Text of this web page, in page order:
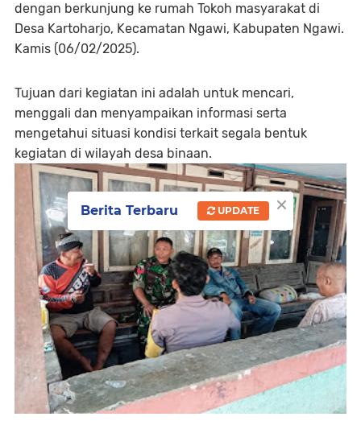
dengan berkunjung ke rumah Tokoh masyarakat di
Desa Kartoharjo, Kecamatan Ngawi, Kabupaten Ngawi.
Kamis (06/02/2025).
Tujuan dari kegiatan ini adalah untuk mencari,
menggali dan menyampaikan informasi serta
mengetahui situasi kondisi terkait segala bentuk
kegiatan di wilayah desa binaan.
×
Berita Terbaru UPDATE